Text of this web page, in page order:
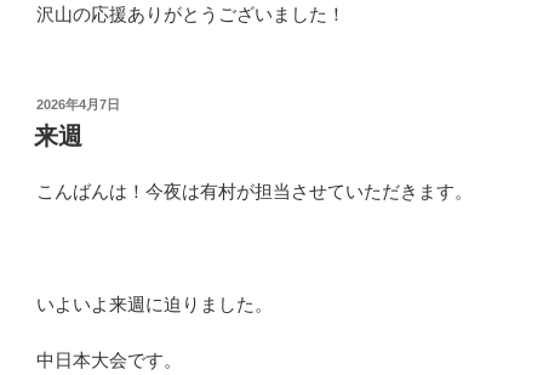
沢山の応援ありがとうございました！
投
稿
日:
2026年4月7日
来週
こんばんは！今夜は有村が担当させていただきます。
いよいよ来週に迫りました。
中日本大会です。